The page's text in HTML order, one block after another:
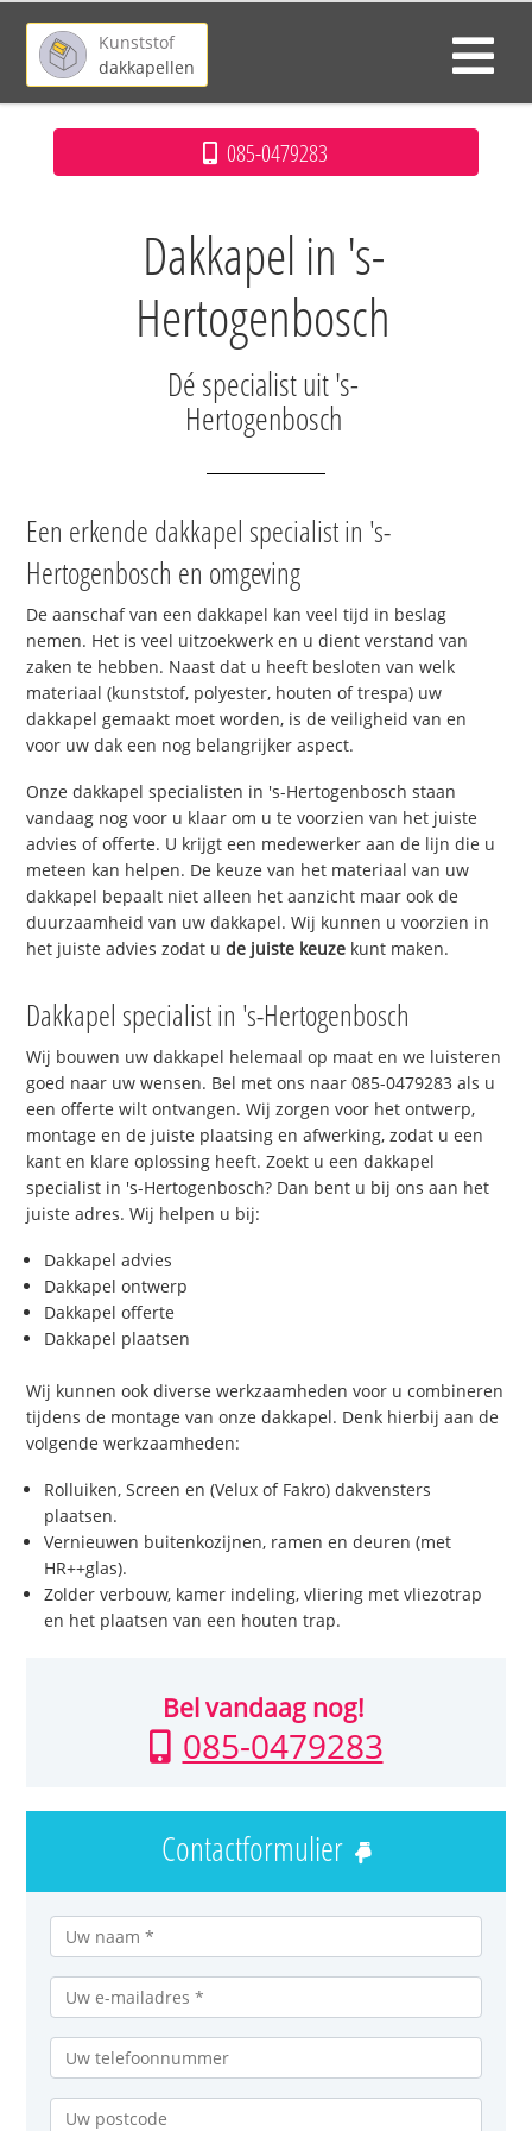
Kunststof
dakkapellen
085-0479283
Dakkapel in 's-
Hertogenbosch
Dé specialist uit 's-
Hertogenbosch
Een erkende dakkapel specialist in 's-
Hertogenbosch en omgeving
De aanschaf van een dakkapel kan veel tijd in beslag
nemen. Het is veel uitzoekwerk en u dient verstand van
zaken te hebben. Naast dat u heeft besloten van welk
materiaal (kunststof, polyester, houten of trespa) uw
dakkapel gemaakt moet worden, is de veiligheid van en
voor uw dak een nog belangrijker aspect.
Onze dakkapel specialisten in 's-Hertogenbosch staan
vandaag nog voor u klaar om u te voorzien van het juiste
advies of offerte. U krijgt een medewerker aan de lijn die u
meteen kan helpen. De keuze van het materiaal van uw
dakkapel bepaalt niet alleen het aanzicht maar ook de
duurzaamheid van uw dakkapel. Wij kunnen u voorzien in
het juiste advies zodat ude juiste keuze kunt maken.
Dakkapel specialist in 's-Hertogenbosch
Wij bouwen uw dakkapel helemaal op maat en we luisteren
goed naar uw wensen. Bel met ons naar 085-0479283 als u
een offerte wilt ontvangen. Wij zorgen voor het ontwerp,
montage en de juiste plaatsing en afwerking, zodat u een
kant en klare oplossing heeft. Zoekt u een dakkapel
specialist in 's-Hertogenbosch? Dan bent u bij ons aan het
juiste adres. Wij helpen u bij:
Dakkapel advies
Dakkapel ontwerp
Dakkapel offerte
Dakkapel plaatsen
Wij kunnen ook diverse werkzaamheden voor u combineren
tijdens de montage van onze dakkapel. Denk hierbij aan de
volgende werkzaamheden:
Rolluiken, Screen en (Velux of Fakro) dakvensters
plaatsen.
Vernieuwen buitenkozijnen, ramen en deuren (met
HR++glas).
Zolder verbouw, kamer indeling, vliering met vliezotrap
en het plaatsen van een houten trap.
Bel vandaag nog!
085-0479283
Contactformulier